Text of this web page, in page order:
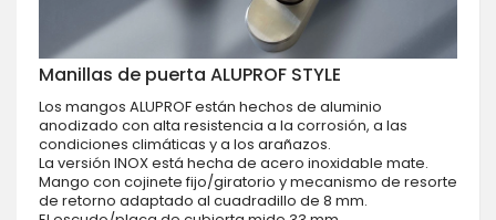
Manillas de puerta ALUPROF STYLE
Los mangos ALUPROF están hechos de aluminio
anodizado con alta resistencia a la corrosión, a las
condiciones climáticas y a los arañazos.
La versión INOX está hecha de acero inoxidable mate.
Mango con cojinete fijo/giratorio y mecanismo de resorte
de retorno adaptado al cuadradillo de 8 mm.